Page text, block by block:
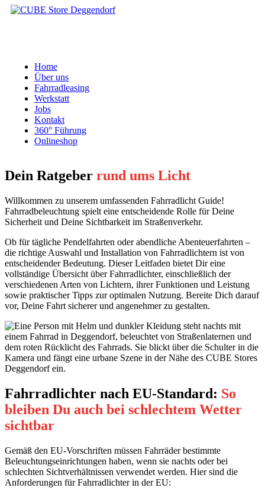
Home
Über uns
Fahrradleasing
Werkstatt
Jobs
Kontakt
360° Führung
Onlineshop
Dein Ratgeber rund ums Licht
Willkommen zu unserem umfassenden Fahrradlicht Guide!
Fahrradbeleuchtung spielt eine entscheidende Rolle für Deine
Sicherheit und Deine Sichtbarkeit im Straßenverkehr.
Ob für tägliche Pendelfahrten oder abendliche Abenteuerfahrten –
die richtige Auswahl und Installation von Fahrradlichtern ist von
entscheidender Bedeutung. Dieser Leitfaden bietet Dir eine
vollständige Übersicht über Fahrradlichter, einschließlich der
verschiedenen Arten von Lichtern, ihrer Funktionen und Leistung
sowie praktischer Tipps zur optimalen Nutzung. Bereite Dich darauf
vor, Deine Fahrt sicherer und angenehmer zu gestalten.
Fahrradlichter nach EU-Standard: So
bleiben Du auch bei schlechtem Wetter
sichtbar
Gemäß den EU-Vorschriften müssen Fahrräder bestimmte
Beleuchtungseinrichtungen haben, wenn sie nachts oder bei
schlechten Sichtverhältnissen verwendet werden. Hier sind die
Anforderungen für Fahrradlichter in der EU: